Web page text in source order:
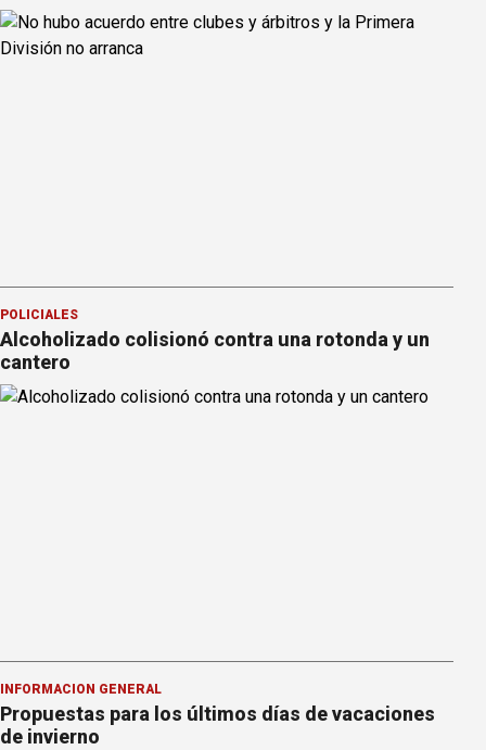
POLICIALES
Alcoholizado colisionó contra una rotonda y un
cantero
INFORMACION GENERAL
Propuestas para los últimos días de vacaciones
de invierno